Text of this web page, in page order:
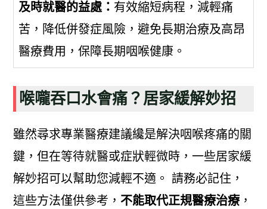
及時就醫的益處： 有效縮短病程，減輕痛
苦，降低併發症風險，避免長期治療及高昂
醫療費用，保障長期咽喉健康。
喉嚨吞口水會痛？居家緩解妙招
雖然尋求專業醫療建議纔是解決咽喉疼痛的關
鍵，但在等待就醫或症狀輕微時，一些居家緩
解妙招可以幫助您減輕不適。 請務必記住，
這些方法僅供參考， 不能取代正規醫療治療，